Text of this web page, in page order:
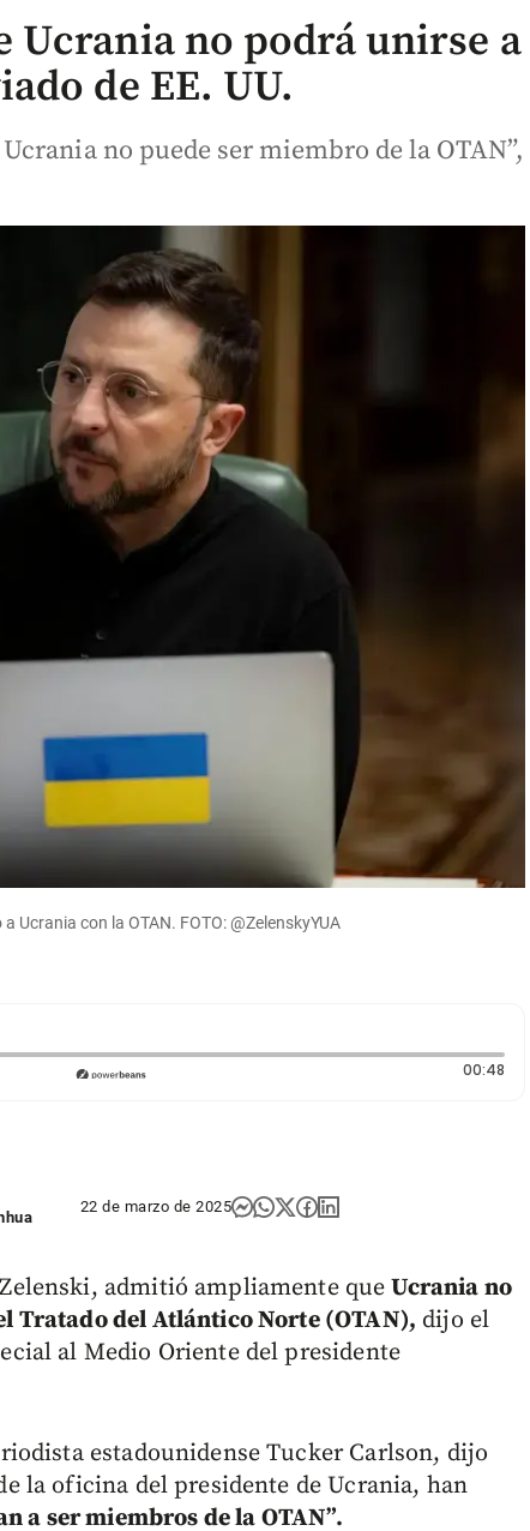
Ucrania no podrá unirse a
de EE. UU.
no puede ser miembro de la OTAN”,
Ucrania con la OTAN. FOTO: @ZelenskyYUA
00:48
22 de marzo de 2025
admitió ampliamente que Ucrania no
Tratado del Atlántico Norte (OTAN), dijo el
al Medio Oriente del presidente
estadounidense Tucker Carlson, dijo
la oficina del presidente de Ucrania, han
a ser miembros de la OTAN”.